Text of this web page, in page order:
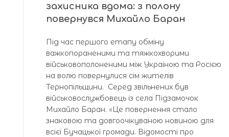
захисника вдома: з полону
повернувся Михайло Баран
Під час першого етапу обміну
важкопораненими та тяжкохворими
військовополоненими між Україною та Росією
на волю повернулися сім жителів
Тернопільщини. Серед звільнених був
військовослужбовець із села Підзамочок
Михайло Баран. «Це повернення стало
знаковою та довгоочікуваною новиною для
всієї Бучацької громади. Відомості про